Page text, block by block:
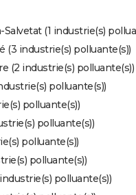
(1 industrie(s)
(3 industrie(s) polluante(s))
(2 industrie(s) polluante(s))
polluante(s))
polluante(s))
polluante(s))
polluante(s))
polluante(s))
polluante(s))